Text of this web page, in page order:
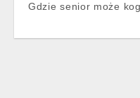
Gdzie senior może